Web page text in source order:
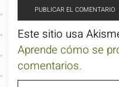
Este sitio usa
Aprende cómo se
comentarios.